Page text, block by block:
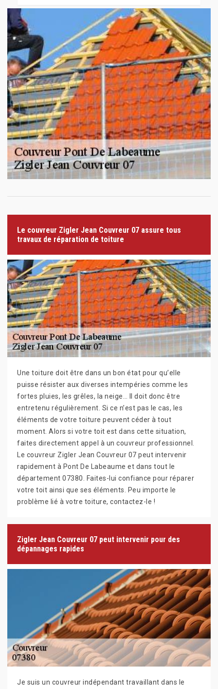
Le couvreur Zigler Jean Couvreur 07 assure tous
travaux de réparation de toiture
Une toiture doit être dans un bon état pour qu’elle
puisse résister aux diverses intempéries comme les
fortes pluies, les grêles, la neige… Il doit donc être
entretenu régulièrement. Si ce n’est pas le cas, les
éléments de votre toiture peuvent céder à tout
moment. Alors si votre toit est dans cette situation,
faites directement appel à un couvreur professionnel.
Le couvreur Zigler Jean Couvreur 07 peut intervenir
rapidement à Pont De Labeaume et dans tout le
département 07380. Faites-lui confiance pour réparer
votre toit ainsi que ses éléments. Peu importe le
problème lié à votre toiture, contactez-le !
Zigler Jean Couvreur 07 peut intervenir pour des
dépannages rapides
Je suis un couvreur indépendant travaillant dans le